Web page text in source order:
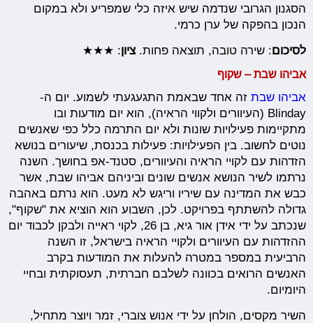
הסגנון הגרובי שנדמה שיש איזה כלי שמפריע ולא במקום
הנכון בהפקה של ערן כרמי.
לסיכום: שירה טובה, תוצאה פחות.ציון: ★★★
אביהו שבת – שקוף
אביהו שבת זה אחד שבאמת התגעגעתי לשמוע. יום ה-
Blinday (העיוורים ולקווי הראיה), הוא יום מודעות ובו
מתקיימות פעילויות שונות ולא יום התרמה כלל כפי שאנשים
נוטים לחשוב. בין הפעילויות: פעילות בכנסת, שיעורים בנושא
הזדהות עם לקויי הראיה והעיוורים, סטנד-אפ בחושך. השנה
נרתמו לשיר הנושא אנשים שונים וביניהם אביהו שבת, אשר
כבש את המדינה עם שיריו וריגש לא מעט. הוא נרתם באהבה
גדולה להשתתף בפרויקט. לכן, השבוע הוא הוציא את "שקוף",
שנכתב על ידי אידן אור גיא, בן 26, לקוי ראייה ולבקן לכבוד יום
ההזדהות עם העיוורים ולקויי הראיה בישראל, זו השנה
הרביעית במספר במטרה להעלות את המודעות בקרב
האנשים הרואים בכוונה לשלבם חברתית, תעסוקתית ובחיי
היומיום.
השיר מקסים, הולחן על ידי אנוש צוברי, זמר ויוצר מתחיל,